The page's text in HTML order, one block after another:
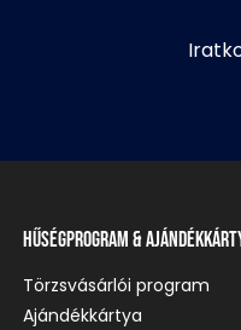
Hűségprogram &
Törzsvásárlói program
Ajándékkártya